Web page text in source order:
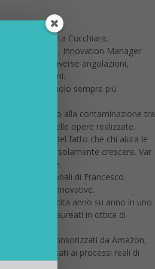
SpA, Rita Cucchiara,
Giardetti, Innovation Manager
da diverse angolazioni,
prossimi anni.
un ruolo sempre più
dedicato alla contaminazione tra
alcune delle opere realizzate.
a riprova del fatto che chi aiuta le
lavoro può solamente crescere. Var
precedente.
professionali di Francesco
in startup innovative.
in netta crescita anno su anno in uno
per neolaureati in ottica di
sponsorizzati da Amazon,
applicati ai processi reali di